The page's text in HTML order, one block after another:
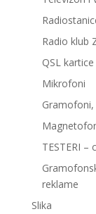
Radio klub
QSL kartice
Mikrofoni
TESTERI
reklame
Slika